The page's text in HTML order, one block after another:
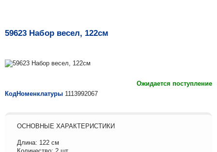
59623 Набор весел, 122см
Ожидается поступление
КодНоменклатуры 1113992067
ОСНОВНЫЕ ХАРАКТЕРИСТИКИ
Длина: 122 см